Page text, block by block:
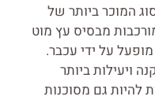
המוכר ביותר של
מבסיס עץ מוט
על ידי עכבר.
ויעילות ביותר
להיות גם מסוכנות